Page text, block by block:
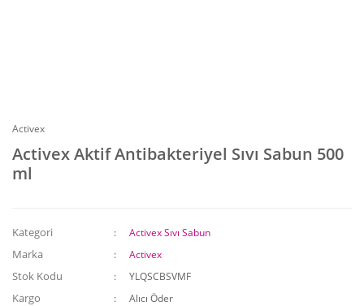
Activex
Activex Aktif Antibakteriyel Sıvı Sabun 500
ml
Kategori Activex Sıvı Sabun
Marka Activex
Stok Kodu YLQSCBSVMF
Kargo
Alıcı Öder